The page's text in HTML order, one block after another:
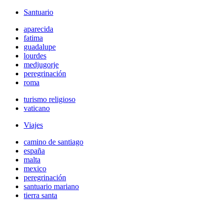
Santuario
aparecida
fatima
guadalupe
lourdes
medjugorje
peregrinación
roma
turismo religioso
vaticano
Viajes
camino de santiago
españa
malta
mexico
peregrinación
santuario mariano
tierra santa